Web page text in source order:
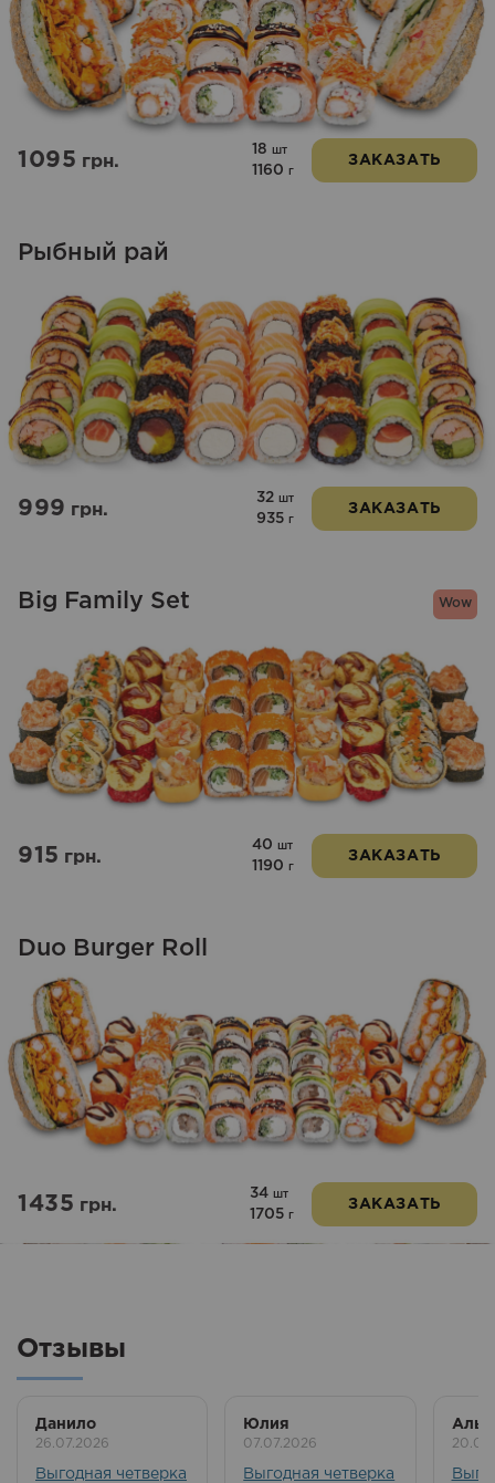
1095грн.
18 шт
1160 г
ЗАКАЗАТЬ
Рыбный рай
999грн.
32 шт
935 г
ЗАКАЗАТЬ
Wow
Big Family Set
915грн.
40 шт
1190 г
ЗАКАЗАТЬ
Duo Burger Roll
1435грн.
34 шт
1705 г
ЗАКАЗАТЬ
Отзывы
Данило
26.07.2026
Выгодная четверка
Юлия
07.07.2026
Выгодная четверка